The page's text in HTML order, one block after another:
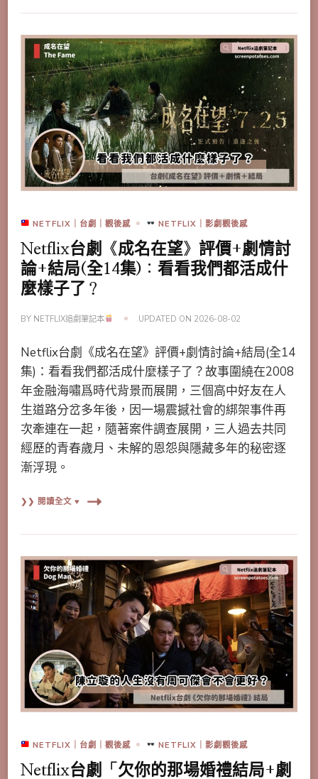
NETFLIX｜台劇｜觀後感 NETFLIX｜影劇觀後感
Netflix台劇《成名在望》評價+劇情討
論+結局(全14集)：看看我們都活成什
麼樣子了？
BY NETFLIX追劇筆記本 UPDATED ON 2026-08-02
Netflix台劇《成名在望》評價+劇情討論+結局(全14
集)：看看我們都活成什麼樣子了？故事圍繞在2008
年金融海嘯爲時代背景而展開，三個高中好友在人
生道路分岔多年後，因一場震撼社會的綁架事件再
次牽連在一起，隨著案件調查展開，三人過去共同
經歷的青春歲月、未解的恩怨與隱藏多年的秘密逐
漸浮現。
❯❯ 閱讀全文 ♥
NETFLIX｜台劇｜觀後感 NETFLIX｜影劇觀後感
Netflix台劇「欠你的那場婚禮結局+劇